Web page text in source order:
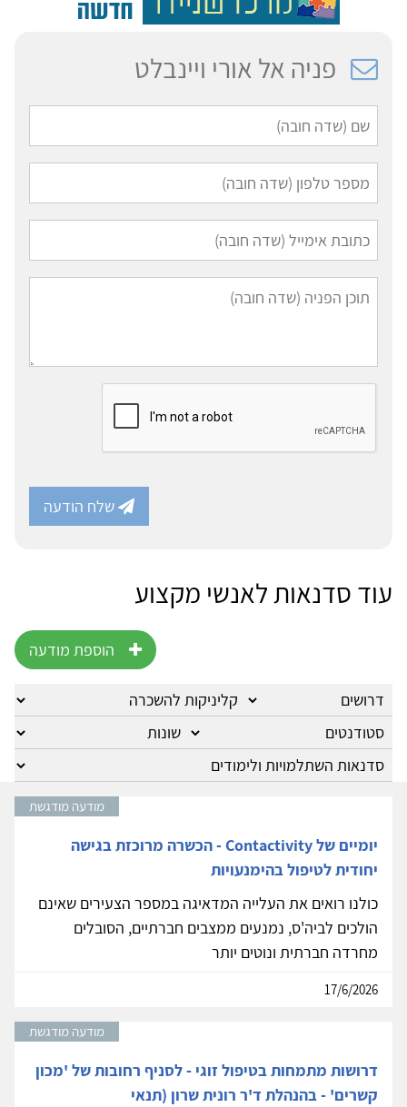
פניה אל אורי ויינבלט
שלח הודעה
עוד סדנאות לאנשי מקצוע
הוספת מודעה
מודעה מודגשת
יומיים של Contactivity - הכשרה מרוכזת בגישה
יחודית לטיפול בהימנעויות
כולנו רואים את העלייה המדאיגה במספר הצעירים שאינם
הולכים לביה'ס, נמנעים ממצבים חברתיים, הסובלים
מחרדה חברתית ונוטים יותר
17/6/2026
מודעה מודגשת
דרושות מתמחות בטיפול זוגי - לסניף רחובות של 'מכון
קשרים' - בהנהלת ד'ר רונית שרון (תנאי